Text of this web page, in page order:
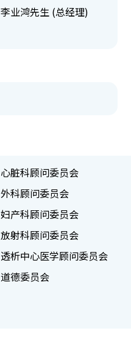
李业鸿先生 (总经理)
心脏科顾问委员会
外科顾问委员会
妇产科顾问委员会
放射科顾问委员会
透析中心医学顾问委员会
道德委员会